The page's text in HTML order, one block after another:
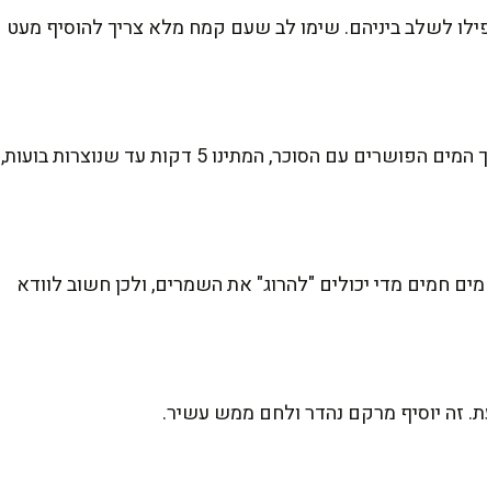
לשלב ביניהם. שימו לב שעם קמח מלא צריך להוסיף מעט
אפשר להחליף בכ-20 גרם שמרים טריים. פיררו את השמרים בתוך המים הפושרים עם הסוכר, המתינו 5 דקות עד שנוצרות בועות,
חמים מדי יכולים "להרוג" את השמרים, ולכן חשוב לוודא
זה יוסיף מרקם נהדר ולחם ממש עשיר.